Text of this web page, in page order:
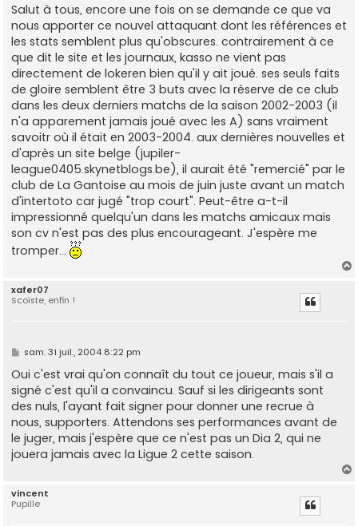
Salut à tous, encore une fois on se demande ce que va
nous apporter ce nouvel attaquant dont les références et
les stats semblent plus qu'obscures. contrairement à ce
que dit le site et les journaux, kasso ne vient pas
directement de lokeren bien qu'il y ait joué. ses seuls faits
de gloire semblent être 3 buts avec la réserve de ce club
dans les deux derniers matchs de la saison 2002-2003 (il
n'a apparement jamais joué avec les A) sans vraiment
savoitr où il était en 2003-2004. aux dernières nouvelles et
d'après un site belge (jupiler-
league0405.skynetblogs.be), il aurait été "remercié" par le
club de La Gantoise au mois de juin juste avant un match
d'intertoto car jugé "trop court". Peut-être a-t-il
impressionné quelqu'un dans les matchs amicaux mais
son cv n'est pas des plus encourageant. J'espère me
tromper...
xafer07
Scoïste, enfin !
M
s
s
a
g
e
sam. 31 juil., 2004 8:22 pm
Oui c'est vrai qu'on connaît du tout ce joueur, mais s'il a
signé c'est qu'il a convaincu. Sauf si les dirigeants sont
des nuls, l'ayant fait signer pour donner une recrue à
nous, supporters. Attendons ses performances avant de
le juger, mais j'espère que ce n'est pas un Dia 2, qui ne
jouera jamais avec la Ligue 2 cette saison.
vincent
Pupille